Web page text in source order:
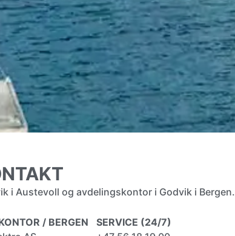
i Austevoll og avdelingskontor i Godvik i Bergen.
/ BERGEN
SERVICE (24/7)